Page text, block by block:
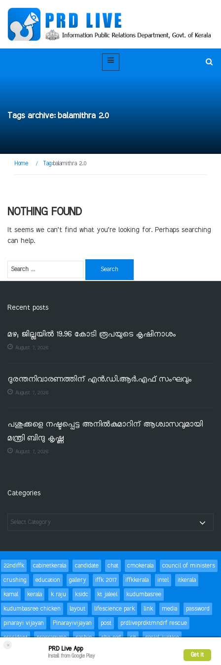
×
PRD Live App
Install from Google Play Get it
Tags archive: balamithra 2.0
Home / Tag:balamithra 2.0
NOTHING FOUND
It seems we can’t find what you’re looking for. Perhaps searching
can help.
Recent posts
മഴ; ജില്ലയില്‍ 19.96 കോടി രൂപയുടെ കൃഷിനാശം
August 7, 2026
ദുരന്തനിവാരണത്തിന് എൻ.ഡി.ആർ.എഫ് സംഘവും
August 7, 2026
പശുക്കളെ നഷ്ടപ്പെട്ട അനിൽകുമാറിന് ആശ്വാസവുമായി
മന്ത്രി ബിന്ദു കൃഷ്ണ
August 7, 2026
Categories
22ndiffk cabinetkerala candidate chat cmokerala
council of ministers
crushing
education gallery iffk 2017 iffkkerala intel
itkerala
kamal
kerala k raju ksidc kt jaleel
kudumbasree
kudumbasree chicken
layout lifescience park link media
password
pinarayi vijayan
Pinarayivijayan post
prdliveprdktmndrf rescue
president
programme sachin she pad sit
social justice
status Success
trackbacks